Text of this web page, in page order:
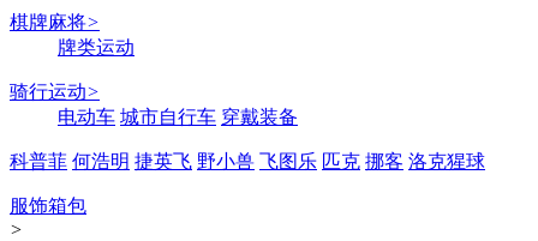
棋牌麻将>
牌类运动
骑行运动>
电动车 城市自行车 穿戴装备
科普菲 何浩明 捷英飞 野小兽 飞图乐 匹克 挪客 洛克猩球
服饰箱包
>